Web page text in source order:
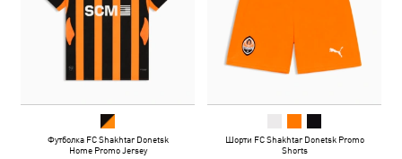
Футболка FC Shakhtar Donetsk
Home Promo Jersey
Шорти FC Shakhtar Donetsk Promo
Shorts